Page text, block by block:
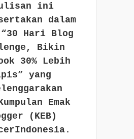
ini
dalam
“30 Hari Blog
Bikin
30% Lebih
yang
Emak
(KEB)